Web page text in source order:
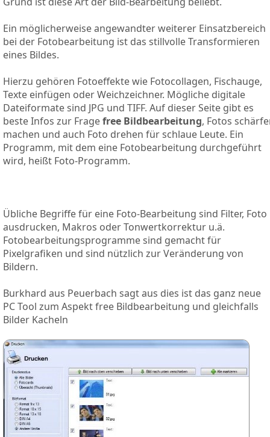
Ein möglicherweise angewandter weiterer Einsatzbereich
bei der Fotobearbeitung ist das stillvolle Transformieren
eines Bildes.
Hierzu gehören Fotoeffekte wie Fotocollagen, Fischauge,
Texte einfügen oder Weichzeichner. Mögliche digitale
Dateiformate sind JPG und TIFF. Auf dieser Seite gibt es
beste Infos zur Fragefree Bildbearbeitung, Fotos
machen und auch Foto drehen für schlaue Leute. Ein
Programm, mit dem eine Fotobearbeitung durchgeführt
wird, heißt Foto-Programm.
Übliche Begriffe für eine Foto-Bearbeitung sind Filter, Foto
ausdrucken, Makros oder Tonwertkorrektur u.ä.
Fotobearbeitungsprogramme sind gemacht für
Pixelgrafiken und sind nützlich zur Veränderung von
Bildern.
Burkhard aus Peuerbach sagt aus dies ist das ganz neue
PC Tool zum Aspekt free Bildbearbeitung und gleichfalls
Bilder Kacheln